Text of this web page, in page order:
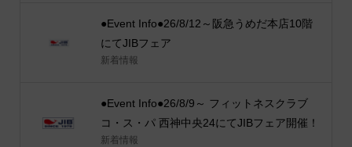
●Event Info●26/8/12～阪急うめだ本店10階
にてJIBフェア
新着情報
●Event Info●26/8/9～ フィットネスクラブ
コ・ス・パ 西神中央24にてJIBフェア開催！
新着情報